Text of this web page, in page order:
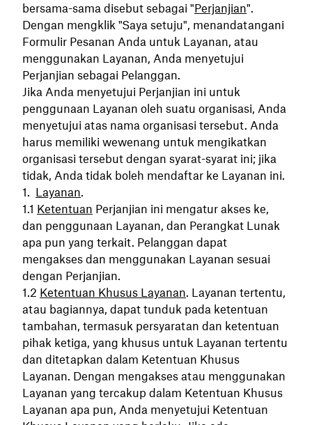
bersama-sama disebut sebagai "Perjanjian".
Dengan mengklik "Saya setuju", menandatangani
Formulir Pesanan Anda untuk Layanan, atau
menggunakan Layanan, Anda menyetujui
Perjanjian sebagai Pelanggan.
Jika Anda menyetujui Perjanjian ini untuk
penggunaan Layanan oleh suatu organisasi, Anda
menyetujui atas nama organisasi tersebut. Anda
harus memiliki wewenang untuk mengikatkan
organisasi tersebut dengan syarat-syarat ini; jika
tidak, Anda tidak boleh mendaftar ke Layanan ini.
Layanan.
Ketentuan Perjanjian ini mengatur akses ke,
dan penggunaan Layanan, dan Perangkat Lunak
apa pun yang terkait. Pelanggan dapat
mengakses dan menggunakan Layanan sesuai
dengan Perjanjian.
Ketentuan Khusus Layanan. Layanan tertentu,
atau bagiannya, dapat tunduk pada ketentuan
tambahan, termasuk persyaratan dan ketentuan
pihak ketiga, yang khusus untuk Layanan tertentu
dan ditetapkan dalam Ketentuan Khusus
Layanan. Dengan mengakses atau menggunakan
Layanan yang tercakup dalam Ketentuan Khusus
Layanan apa pun, Anda menyetujui Ketentuan